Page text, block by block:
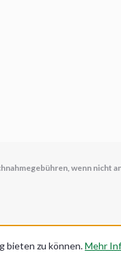
wenn nicht
bieten zu können.Mehr